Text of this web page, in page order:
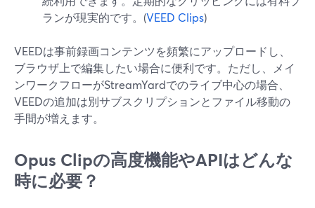
ランが現実的です。(VEED Clips)
VEEDは事前録画コンテンツを頻繁にアップロードし、
ブラウザ上で編集したい場合に便利です。ただし、メイ
ンワークフローがStreamYardでのライブ中心の場合、
VEEDの追加は別サブスクリプションとファイル移動の
手間が増えます。
Opus Clipの高度機能やAPIはどんな
時に必要？